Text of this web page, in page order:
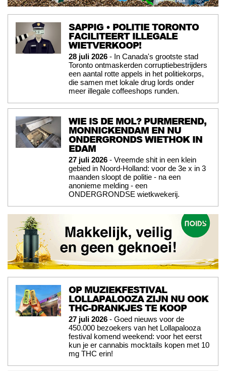
SAPPIG • POLITIE TORONTO
FACILITEERT ILLEGALE
WIETVERKOOP!
28 juli 2026 - In Canada's grootste stad
Toronto ontmaskerden corruptiebestrijders
een aantal rotte appels in het politiekorps,
die samen met lokale drug lords onder
meer illegale coffeeshops runden.
WIE IS DE MOL? PURMEREND,
MONNICKENDAM EN NU
ONDERGRONDS WIETHOK IN
EDAM
27 juli 2026 - Vreemde shit in een klein
gebied in Noord-Holland: voor de 3e x in 3
maanden sloopt de politie - na een
anonieme melding - een
ONDERGRONDSE wietkwekerij.
OP MUZIEKFESTIVAL
LOLLAPALOOZA ZIJN NU OOK
THC-DRANKJES TE KOOP
27 juli 2026 - Goed nieuws voor de
450.000 bezoekers van het Lollapalooza
festival komend weekend: voor het eerst
kun je er cannabis mocktails kopen met 10
mg THC erin!